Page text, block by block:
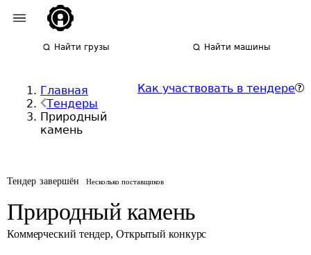
Найти грузы Найти машины
Главная
Тендеры
Природный
камень
Как участвовать в тендере
Тендер завершён Несколько поставщиков
Природный камень
Коммерческий тендер, Открытый конкурс